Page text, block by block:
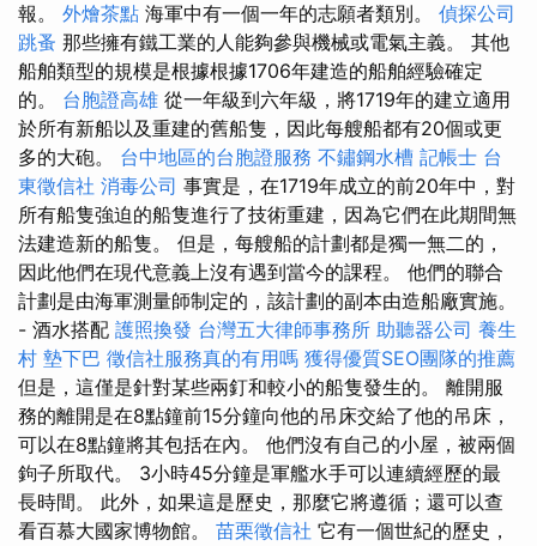
報。 外燴茶點 海軍中有一個一年的志願者類別。 偵探公司
跳蚤 那些擁有鐵工業的人能夠參與機械或電氣主義。 其他
船舶類型的規模是根據根據1706年建造的船舶經驗確定
的。 台胞證高雄 從一年級到六年級，將1719年的建立適用
於所有新船以及重建的舊船隻，因此每艘船都有20個或更
多的大砲。 台中地區的台胞證服務 不鏽鋼水槽 記帳士 台
東徵信社 消毒公司 事實是，在1719年成立的前20年中，對
所有船隻強迫的船隻進行了技術重建，因為它們在此期間無
法建造新的船隻。 但是，每艘船的計劃都是獨一無二的，
因此他們在現代意義上沒有遇到當今的課程。 他們的聯合
計劃是由海軍測量師制定的，該計劃的副本由造船廠實施。
- 酒水搭配 護照換發 台灣五大律師事務所 助聽器公司 養生
村 墊下巴 徵信社服務真的有用嗎 獲得優質SEO團隊的推薦
但是，這僅是針對某些兩釘和較小的船隻發生的。 離開服
務的離開是在8點鐘前15分鐘向他的吊床交給了他的吊床，
可以在8點鐘將其包括在內。 他們沒有自己的小屋，被兩個
鉤子所取代。 3小時45分鐘是軍艦水手可以連續經歷的最
長時間。 此外，如果這是歷史，那麼它將遵循；還可以查
看百慕大國家博物館。 苗栗徵信社 它有一個世紀的歷史，